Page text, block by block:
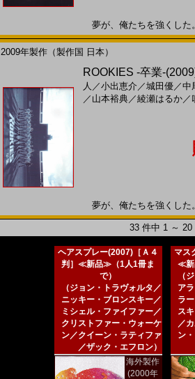
夢が、俺たちを強くし
2009年製作（製作国 日本）
ROOKIES -卒業-
人 ／小出恵介 ／城田優／中
／ 山本裕典／綾瀬はるか／
夢が、俺たちを強くし
33 件中 1 ～
ヘアスプレー(2007)［Ａ４
判］≪新品≫（1人1冊ま
で）
（ジョン・トラヴォルタ／
ニッキー・ブロンスキー／
ミシェル・ファイファー／
クリストファー・ウォーケ
ン／クイーン・ラティファ
／ザック・エフロン）
海外製作
(2000年
マス
≪新
（
ア
ラ
ス
／
ン